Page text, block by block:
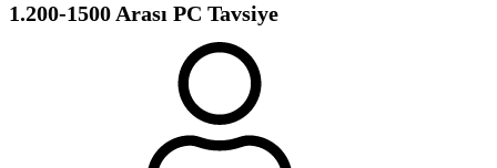
1.200-1500 Arası PC Tavsiye